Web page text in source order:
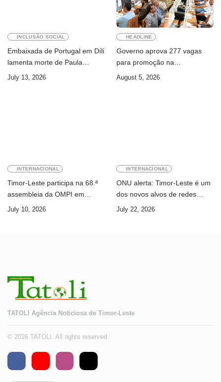
INCLUSÃO SOCIAL
Embaixada de Portugal em Díli
lamenta morte de Paula
Ferreira Pinto
July 13, 2026
HEADLINE
Governo aprova 277 vagas
para promoção na
Administração Pública
August 5, 2026
INTERNACIONAL
Timor-Leste participa na 68.ª
assembleia da OMPI em
Genebra
July 10, 2026
INTERNACIONAL
ONU alerta: Timor-Leste é um
dos novos alvos de redes
internacionais de cibercrime
July 22, 2026
TATOLI Agência Noticiosa de Timor-Leste
© 2026 TATOLI. All rights reserved.